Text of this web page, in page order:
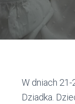
W dniach
Dziadka.